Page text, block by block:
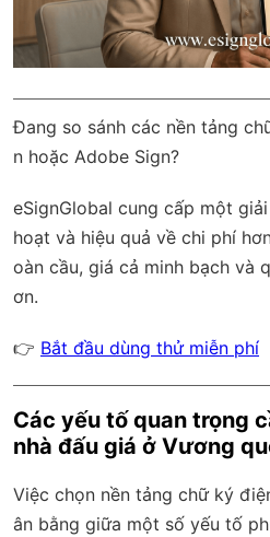
Đang so sánh các nền tảng
n hoặc Adobe Sign?
eSignGlobal cung cấp một
hoạt và hiệu quả về chi phí
oàn cầu, giá cả minh bạch và
ơn.
👉 Bắt đầu dùng thử miễn phí
Các yếu tố quan trọng
nhà đấu giá ở Vương
Việc chọn nền tảng chữ ký
ân bằng giữa một số yếu tố